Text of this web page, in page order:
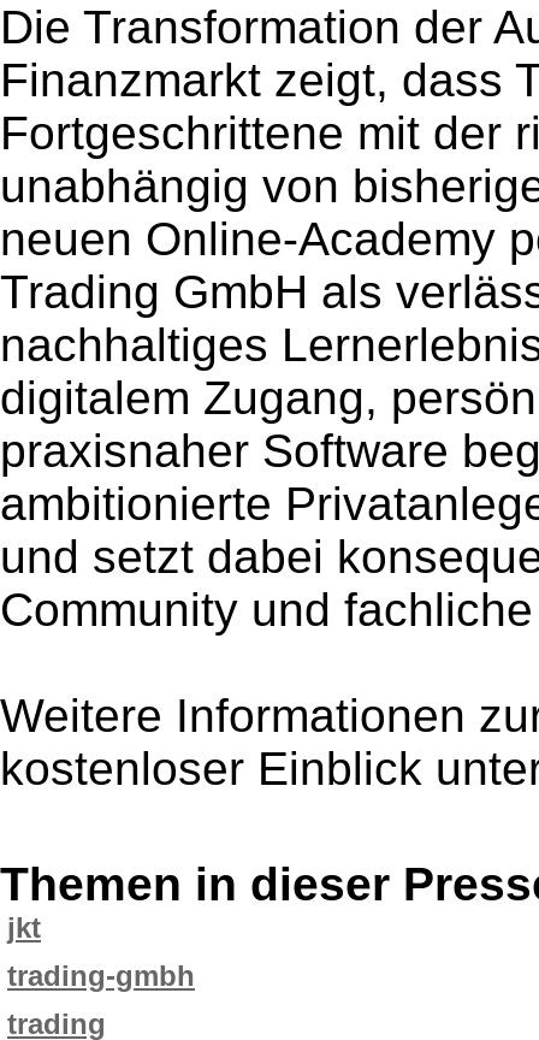
Die Transformation der
Finanzmarkt zeigt, dass
Fortgeschrittene mit der
unabhängig von
neuen Online-Academy
Trading GmbH als
nachhaltiges
digitalem Zugang,
praxisnaher Software
ambitionierte
und setzt dabei
Community und
Weitere Informationen
kostenloser Einblick
Themen in dieser
jkt
trading-gmbh
trading